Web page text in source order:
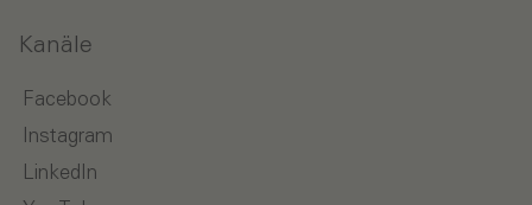
Kanäle
Facebook
Instagram
LinkedIn